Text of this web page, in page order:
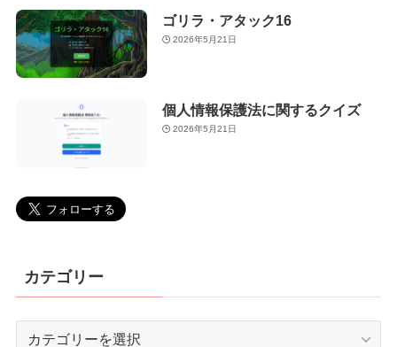
ゴリラ・アタック16
2026年5月21日
個人情報保護法に関するクイズ
2026年5月21日
カテゴリー